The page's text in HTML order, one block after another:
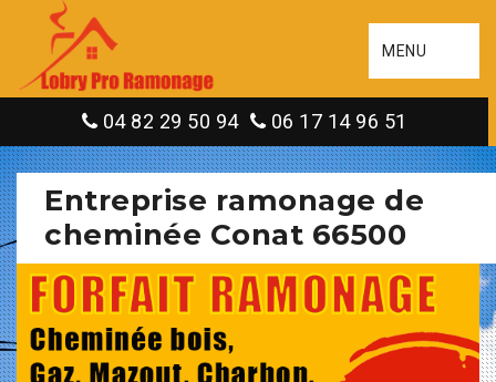
MENU
04 82 29 50 94 06 17 14 96 51
Entreprise ramonage de
cheminée Conat 66500